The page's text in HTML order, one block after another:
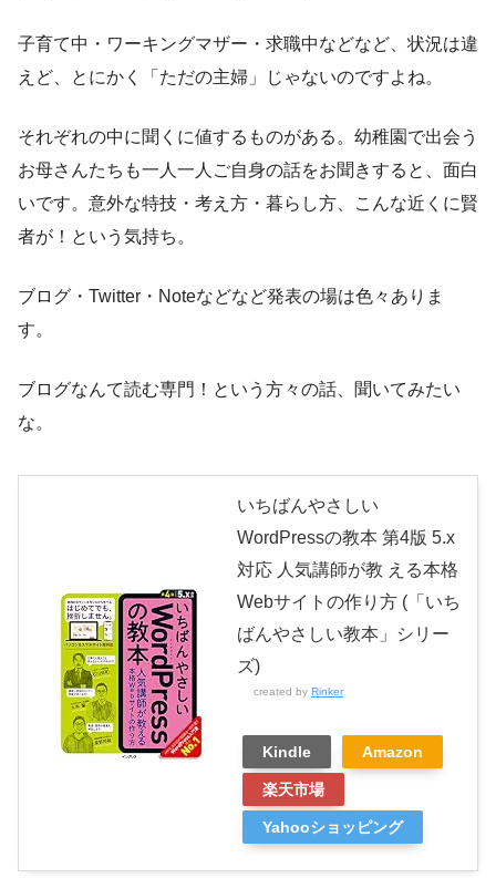
子育て中・ワーキングマザー・求職中などなど、状況は違
えど、とにかく「ただの主婦」じゃないのですよね。
それぞれの中に聞くに値するものがある。幼稚園で出会う
お母さんたちも一人一人ご自身の話をお聞きすると、面白
いです。意外な特技・考え方・暮らし方、こんな近くに賢
者が！という気持ち。
ブログ・Twitter・Noteなどなど発表の場は色々ありま
す。
ブログなんて読む専門！という方々の話、聞いてみたい
な。
いちばんやさしい
WordPressの教本 第4版 5.x
対応 人気講師が教 える本格
Webサイトの作り方 (「いち
ばんやさしい教本」シリー
ズ)
created by Rinker
Kindle Amazon
楽天市場
Yahooショッピング